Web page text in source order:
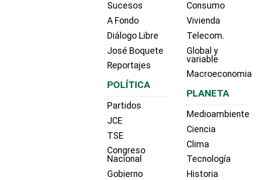
Sucesos
A Fondo
Diálogo Libre
José Boquete
Reportajes
POLÍTICA
Partidos
JCE
TSE
Congreso
Nacional
Gobierno
Consumo
Vivienda
Telecom.
Global y
variable
Macroeconomia
PLANETA
Medioambiente
Ciencia
Clima
Tecnología
Historia